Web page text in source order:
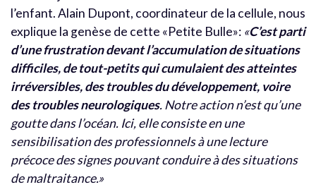
l’enfant. Alain Dupont, coordinateur de la cellule, nous
explique la genèse de cette «Petite Bulle»: «C’est parti
d’une frustration devant l’accumulation de situations
difficiles, de tout-petits qui cumulaient des atteintes
irréversibles, des troubles du développement, voire
des troubles neurologiques. Notre action n’est qu’une
goutte dans l’océan. Ici, elle consiste en une
sensibilisation des professionnels à une lecture
précoce des signes pouvant conduire à des situations
de maltraitance.»